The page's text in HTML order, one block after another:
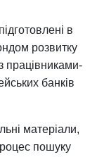
в
розвитку
працівниками-
банків
матеріали,
пошуку